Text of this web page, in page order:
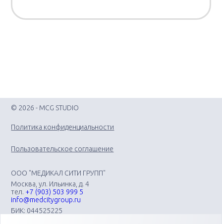
© 2026 - MCG STUDIO
Политика конфиденциальности
Пользовательское соглашение
ООО "МЕДИКАЛ СИТИ ГРУПП"
Москва, ул. Ильинка, д. 4
тел. +7 (903) 503 999 5
info@medcitygroup.ru
БИК: 044525225